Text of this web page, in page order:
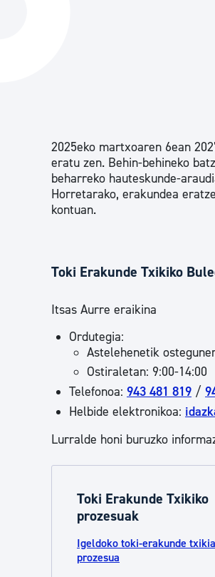
2025eko martxoaren 6ean
eratu zen. Behin-behineko
beharreko hauteskunde-
Horretarako, erakundea
kontuan.
Toki Erakunde Txikiko
Itsas Aurre eraikina
Ordutegia:
Astelehenetik
Ostiraletan: 9:00-14:00
Telefonoa: 943 481 819 /
Helbide elektronikoa:
Lurralde honi buruzko
Toki Erakunde Txikiko
prozesuak
Igeldoko toki-erakunde
prozesua